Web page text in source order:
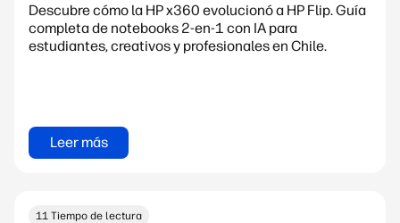
Descubre cómo la HP x360 evolucionó a HP Flip. Guía
completa de notebooks 2-en-1 con IA para
estudiantes, creativos y profesionales en Chile.
Leer más
11 Tiempo de lectura